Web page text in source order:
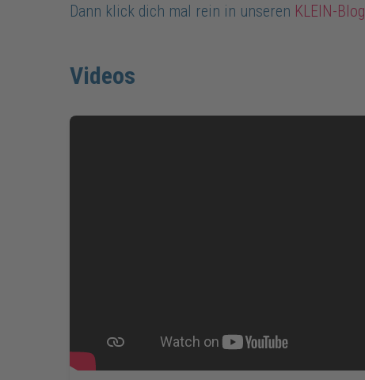
Dann klick dich mal rein in unseren KLEIN-Blog
Videos